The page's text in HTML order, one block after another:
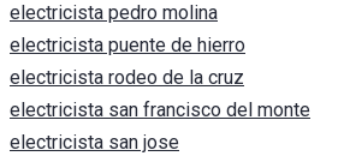
electricista pedro molina
electricista puente de hierro
electricista rodeo de la cruz
electricista san francisco del monte
electricista san jose